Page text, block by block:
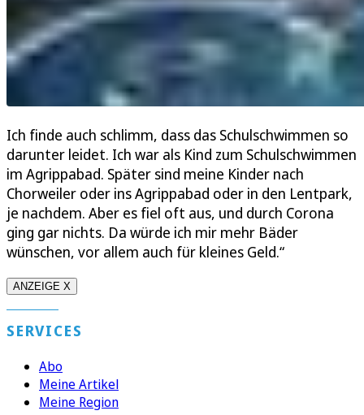
Ich finde auch schlimm, dass das Schulschwimmen so
darunter leidet. Ich war als Kind zum Schulschwimmen
im Agrippabad. Später sind meine Kinder nach
Chorweiler oder ins Agrippabad oder in den Lentpark,
je nachdem. Aber es fiel oft aus, und durch Corona
ging gar nichts. Da würde ich mir mehr Bäder
wünschen, vor allem auch für kleines Geld.“
ANZEIGE X
SERVICES
Abo
Meine Artikel
Meine Region